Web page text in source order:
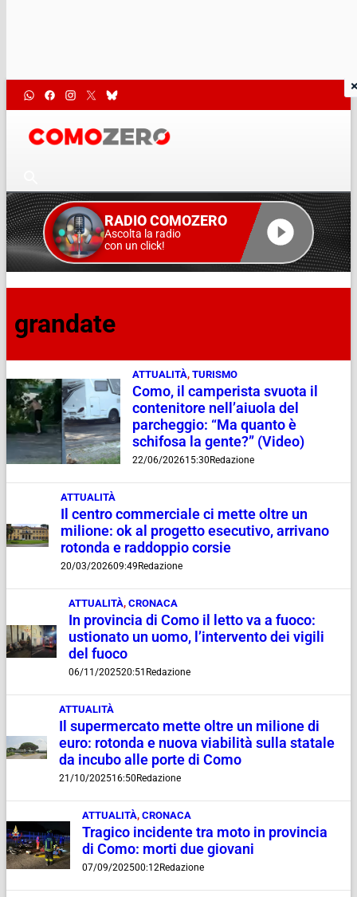
RADIO COMOZERO
Ascolta la radio
con un click!
grandate
ATTUALITÀ, TURISMO
Como, il camperista svuota il
contenitore nell’aiuola del
parcheggio: “Ma quanto è
schifosa la gente?” (Video)
22/06/202615:30Redazione
ATTUALITÀ
Il centro commerciale ci mette oltre un
milione: ok al progetto esecutivo, arrivano
rotonda e raddoppio corsie
20/03/202609:49Redazione
ATTUALITÀ, CRONACA
In provincia di Como il letto va a fuoco:
ustionato un uomo, l’intervento dei vigili
del fuoco
06/11/202520:51 Redazione
ATTUALITÀ
Il supermercato mette oltre un milione di
euro: rotonda e nuova viabilità sulla statale
da incubo alle porte di Como
21/10/202516:50Redazione
ATTUALITÀ,CRONACA
Tragico incidente tra moto in provincia
di Como: morti due giovani
07/09/202500:12Redazione